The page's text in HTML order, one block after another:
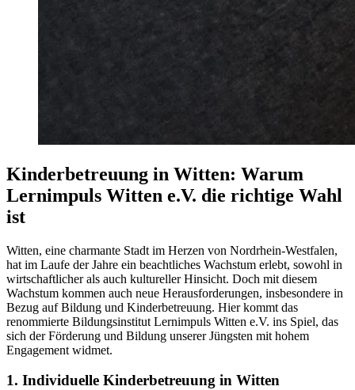
Kinderbetreuung in Witten: Warum
Lernimpuls Witten e.V. die richtige Wahl
ist
Witten, eine charmante Stadt im Herzen von Nordrhein-Westfalen,
hat im Laufe der Jahre ein beachtliches Wachstum erlebt, sowohl in
wirtschaftlicher als auch kultureller Hinsicht. Doch mit diesem
Wachstum kommen auch neue Herausforderungen, insbesondere in
Bezug auf Bildung und Kinderbetreuung. Hier kommt das
renommierte Bildungsinstitut Lernimpuls Witten e.V. ins Spiel, das
sich der Förderung und Bildung unserer Jüngsten mit hohem
Engagement widmet.
1. Individuelle Kinderbetreuung in Witten